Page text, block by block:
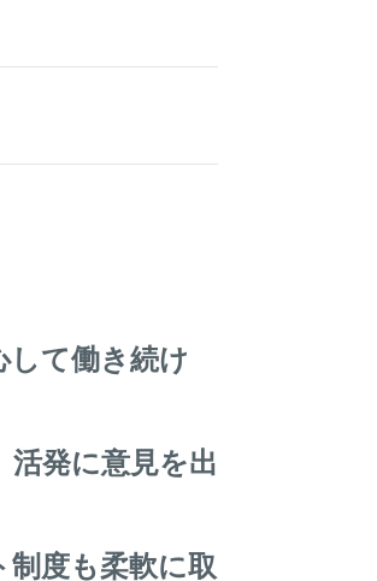
して働き続け
発に意見を出
度も柔軟に取